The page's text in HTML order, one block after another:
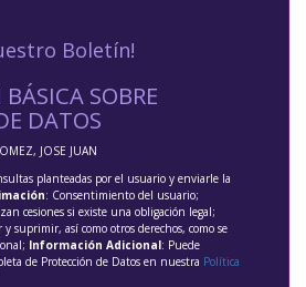
Boletín!
SOBRE
DATOS
JOSE JUAN
planteadas por el usuario y enviarle la
: Consentimiento del usuario;
cesiones si existe una obligación legal;
y suprimir, así como otros derechos, como se
Información Adicional: Puede
de Protección de Datos en nuestra Política